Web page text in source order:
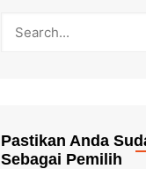
Pastikan Anda
Sebagai Pemilih